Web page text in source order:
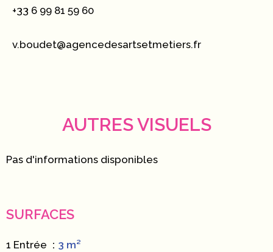
+33 6 99 81 59 60
v.boudet@agencedesartsetmetiers.fr
AUTRES VISUELS
Pas d'informations disponibles
SURFACES
1 Entrée
3 m²